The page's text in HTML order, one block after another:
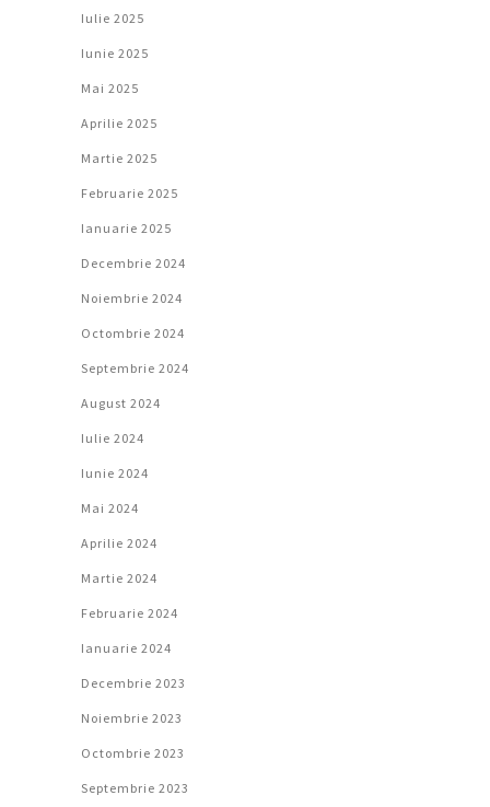
Iulie 2025
Iunie 2025
Mai 2025
Aprilie 2025
Martie 2025
Februarie 2025
Ianuarie 2025
Decembrie 2024
Noiembrie 2024
Octombrie 2024
Septembrie 2024
August 2024
Iulie 2024
Iunie 2024
Mai 2024
Aprilie 2024
Martie 2024
Februarie 2024
Ianuarie 2024
Decembrie 2023
Noiembrie 2023
Octombrie 2023
Septembrie 2023